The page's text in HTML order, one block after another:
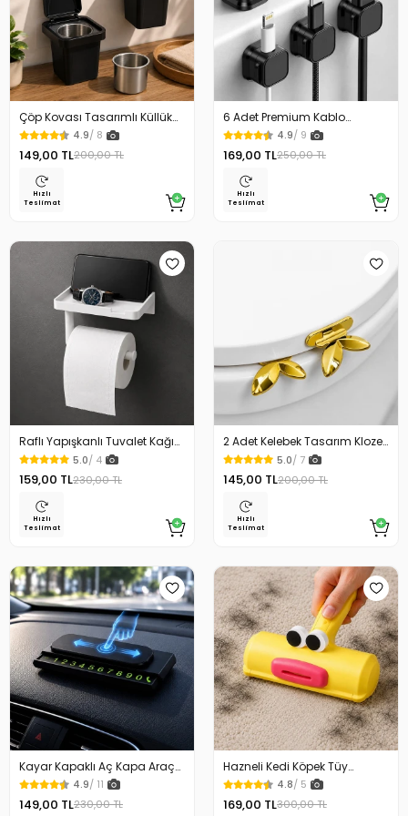
Çöp Kovası Tasarımlı Küllük
Duvar Masaüstü ve Araç İçin
Uygun Kullanım
4.9/ 8
149,00 TL200,00 TL
Hızlı
Teslimat
6 Adet Premium Kablo
Düzenleyici Kablo Tutucu
Mıknatıslı Kapak Özellikli
4.9/ 9
169,00 TL250,00 TL
Hızlı
Teslimat
Raflı Yapışkanlı Tuvalet Kağıdı
Askılığı
5.0/ 4
159,00 TL230,00 TL
Hızlı
Teslimat
2 Adet Kelebek Tasarım Klozet
Kaldırma Aparatı Gold Renk
5.0/ 7
145,00 TL200,00 TL
Hızlı
Teslimat
Kayar Kapaklı Aç Kapa Araç
Torpido Üstü Fosforlu
Numaratör Park Numaratörü
4.9/ 11
149,00 TL230,00 TL
Hazneli Kedi Köpek Tüy
Temizleyici Kıl Toplayıcı Ördek
Tasarımlı
4.8/ 5
169,00 TL300,00 TL